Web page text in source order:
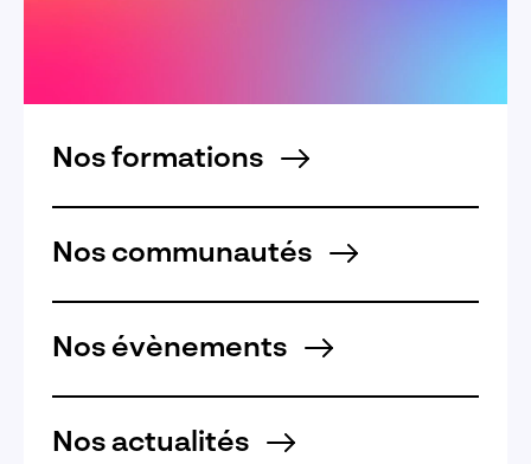
Nos formations
Nos communautés
Nos évènements
Nos actualités